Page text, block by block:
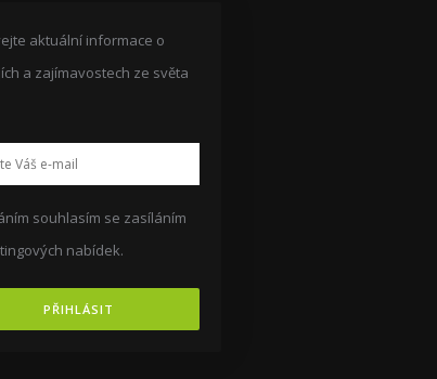
aktuální informace o
a zajímavostech ze světa
souhlasím se zasíláním
nabídek.
PŘIHLÁSIT